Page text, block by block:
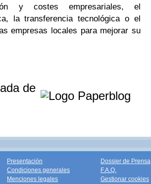
y costes empresariales, el
la transferencia tecnológica o el
empresas locales para mejorar su
de
Presentación
Condiciones generales
Menciones legales
Dossier de Prensa
F.A.Q.
Gestionar cookies